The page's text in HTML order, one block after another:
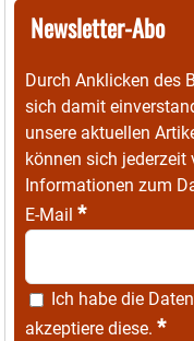
Newsletter-Abo
Durch Anklicken des
sich damit
unsere aktuellen
können sich jederzeit
Informationen zum
E-Mail *
Ich habe die
akzeptiere diese. *